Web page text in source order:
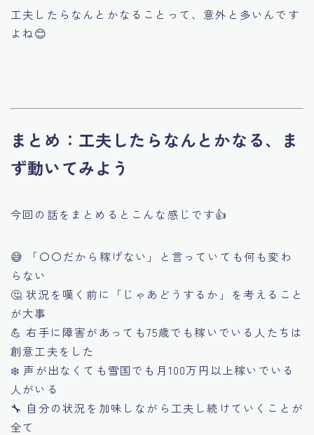
工夫したらなんとかなることって、意外と多いんです
よね😊
まとめ：工夫したらなんとかなる、ま
ず動いてみよう
今回の話をまとめるとこんな感じです👍
😅 「〇〇だから稼げない」と言っていても何も変わ
らない
🤔 状況を嘆く前に「じゃあどうするか」を考えること
が大事
💪 右手に障害があっても75歳でも稼いでいる人たちは
創意工夫をした
❄️ 声が出なくても雪国でも月100万円以上稼いでいる
人がいる
🔧 自分の状況を加味しながら工夫し続けていくことが
全て